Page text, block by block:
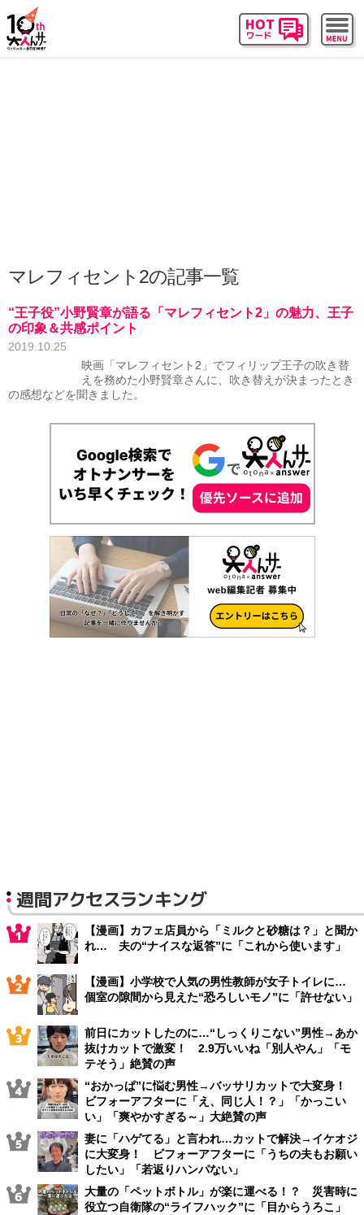
マレフィセント2の記事一覧
“王子役”小野賢章が語る「マレフィセント2」の魅力、王子
の印象＆共感ポイント
2019.10.25
映画「マレフィセント2」でフィリップ王子の吹き替
えを務めた小野賢章さんに、吹き替えが決まったとき
の感想などを聞きました。
週間アクセスランキング
【漫画】カフェ店員から「ミルクと砂糖は？」と聞か
れ… 夫の“ナイスな返答”に「これから使います」
【漫画】小学校で人気の男性教師が女子トイレに…
個室の隙間から見えた“恐ろしいモノ”に「許せない」
前日にカットしたのに…“しっくりこない”男性→あか
抜けカットで激変！ 2.9万いいね「別人やん」「モ
テそう」絶賛の声
“おかっぱ”に悩む男性→バッサリカットで大変身！
ビフォーアフターに「え、同じ人！？」「かっこい
い」「爽やかすぎる～」大絶賛の声
妻に「ハゲてる」と言われ…カットで解決→イケオジ
に大変身！ ビフォーアフターに「うちの夫もお願い
したい」「若返りハンパない」
大量の「ペットボトル」が楽に運べる！？ 災害時に
役立つ自衛隊の“ライフハック”に「目からうろこ」